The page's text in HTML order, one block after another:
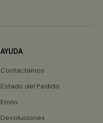
AYUDA
Contactarnos
Estado del Pedido
Envío
Devoluciones